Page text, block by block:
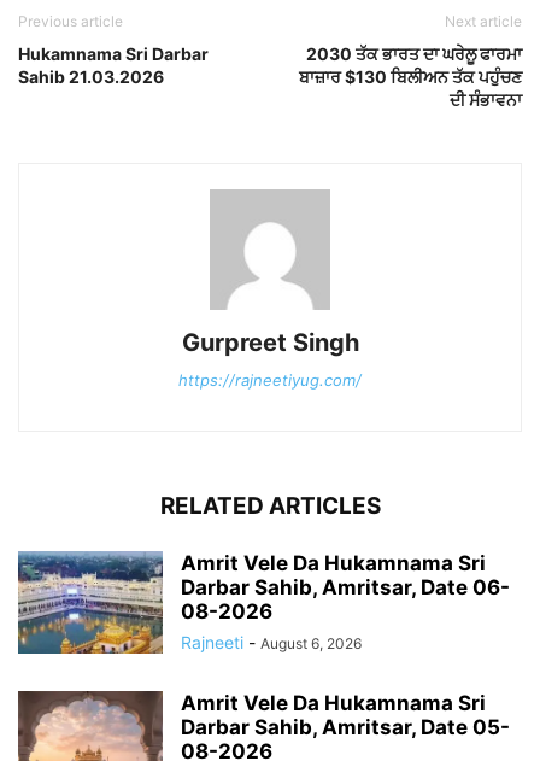
Previous article
Hukamnama Sri Darbar
Sahib 21.03.2026
Next article
2030 ਤੱਕ ਭਾਰਤ ਦਾ ਘਰੇਲੂ ਫਾਰਮਾ
ਬਾਜ਼ਾਰ $130 ਬਿਲੀਅਨ ਤੱਕ ਪਹੁੰਚਣ
ਦੀ ਸੰਭਾਵਨਾ
Gurpreet Singh
https://rajneetiyug.com/
RELATED ARTICLES
Amrit Vele Da Hukamnama Sri
Darbar Sahib, Amritsar, Date 06-
08-2026
Rajneeti - August 6, 2026
Amrit Vele Da Hukamnama Sri
Darbar Sahib, Amritsar, Date 05-
08-2026